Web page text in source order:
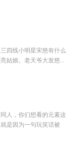
四线小明星宋慈有什么
姑娘。老天爷大发慈...
人，你们想看的元素这
是因为一句玩笑话被